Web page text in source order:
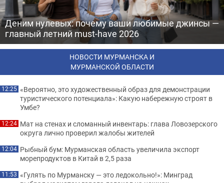
Деним нулевых: почему ваши любимые джинсы —
главный летний must-have 2026
НОВОСТИ МУРМАНСКА И
МУРМАНСКОЙ ОБЛАСТИ
12:25 «Вероятно, это художественный образ для демонстрации
туристического потенциала»: Какую набережную строят в
Умбе?
12:24 Мат на стенах и сломанный инвентарь: глава Ловозерского
округа лично проверил жалобы жителей
12:04 Рыбный бум: Мурманская область увеличила экспорт
морепродуктов в Китай в 2,5 раза
11:53 «Гулять по Мурманску — это ледокольно!»: Минград